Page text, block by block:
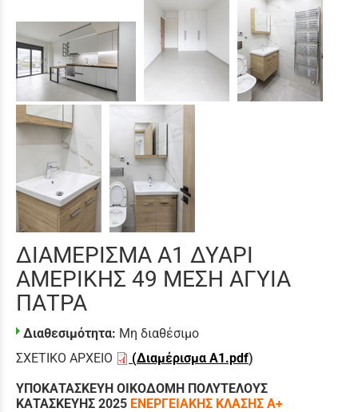
ΔΙΑΜΕΡΙΣΜΑ Α1 ΔΥΑΡΙ
ΑΜΕΡΙΚΗΣ 49 ΜΕΣΗ ΑΓΥΙΑ
ΠΑΤΡΑ
Διαθεσιμότητα: Μη διαθέσιμο
ΣΧΕΤΙΚΟ ΑΡΧΕΙΟ
(Διαμέρισμα Α1.pdf)
ΥΠΟΚΑΤΑΣΚΕΥΗ ΟΙΚΟΔΟΜΗ ΠΟΛΥΤΕΛΟΥΣ
ΚΑΤΑΣΚΕΥΗΣ 2025 ΕΝΕΡΓΕΙΑΚΗΣ ΚΛΑΣΗΣ Α+